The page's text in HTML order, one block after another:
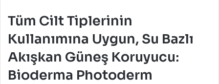
Tüm Cilt Tiplerinin
Kullanımına Uygun, Su Bazlı
Akışkan Güneş Koruyucu:
Bioderma Photoderm